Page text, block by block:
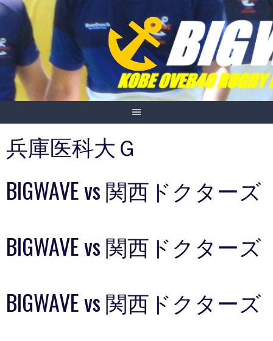
Skip
content
兵庫医科大Ｇ
BIGWAVE vs 関西ドクターズ
BIGWAVE vs 関西ドクターズ
BIGWAVE vs 関西ドクターズ